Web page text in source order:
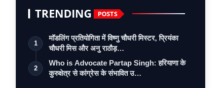
TRENDING POSTS
1
मॉडलिंग प्रतियोगिता में विष्णु चौधरी मिस्टर, प्रियंका
चौधरी मिस और अनु राठौड़…
2
Who is Advocate Partap Singh: हरियाणा के
कुरुक्षेत्र से कांग्रेस के संभावित उ…